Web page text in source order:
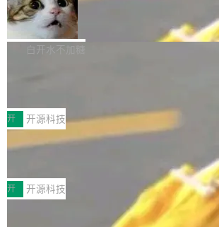
_amf) filter SMPTE 2094-50 元数据支持和直
通 ProRes RAW VideoToolbox 硬件加速器
V ...
on OpenCode Go.」79.8 万次浏览，连带着 #
DeepSeek一天消耗了8万亿# 上了微博热搜
注意这是 OpenCode 一家的消耗。
不完。」5T 来自免费额度，3T 来自 Go...
NetBSD 11.0 正式发布
NetBSD 11.0 现已正式发布，这是 NetBSD 操
作系统的第十八个主要版本。 自 NetBSD 10.1
ve JH71XX 的设备，例如 VisionFive 2、PINE
64 STAR64，以及 QEMU。 增强了对 POSIX.1
-2024 和 C23 编程接口标准的兼容性。
_linux(8) 增强了对 Linux 系统调用的支持，包
括 epoll（围绕 kqueue 实现）、POSIX 消息
列、...
白开水不加糖
案
享会在上海举办。鸿蒙生态的全场景智慧营销平
台鲸鸿动能协同华为游戏中心，面向游戏行业开
发者及生态伙伴，系统呈现了平台在游戏领域的
完整能力版图——从IAP高价值用户的全周期经
营、到IAA游戏的“买变一体”正循环、再到联运
广告协同的全链路经营闭环，以及面向全球市
的出海增长布局。 华为终端云业务商业化销售
开 开源科技
技嘉X3D系列再添新成员 B850 AORU
面向AMD Ryzen X3D处理器玩家，技嘉X3D系
列主板阵容迎来新成员——B850 AORUS
X3D。作为面向主流高性能平台打造的全新主
产品，B850 AORUS ELITE X3D延续技嘉在X3
开 开源科技
Zadig v5.0 发布：AI 发布专员与 AI 审